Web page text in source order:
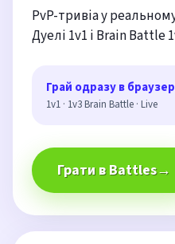
PvP-тривіа у
Дуелі 1v1 і Brain Battle
Грай одразу в
1v1 · 1v3 Brain Battle · Live
Грати в Battles→